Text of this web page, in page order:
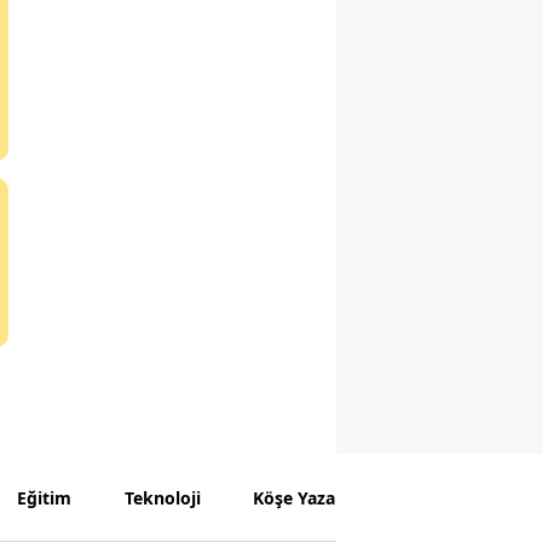
Eğitim Teknoloji Köşe Yazarları